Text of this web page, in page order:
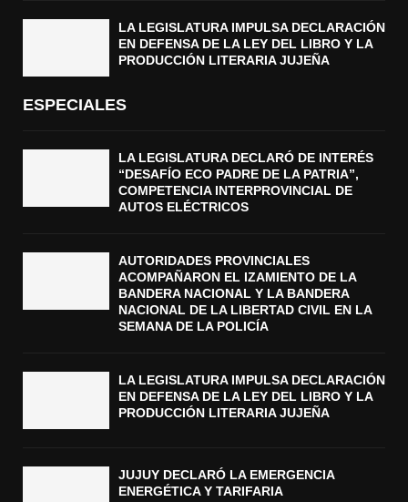
LA LEGISLATURA IMPULSA DECLARACIÓN
EN DEFENSA DE LA LEY DEL LIBRO Y LA
PRODUCCIÓN LITERARIA JUJEÑA
ESPECIALES
LA LEGISLATURA DECLARÓ DE INTERÉS
“DESAFÍO ECO PADRE DE LA PATRIA”,
COMPETENCIA INTERPROVINCIAL DE
AUTOS ELÉCTRICOS
AUTORIDADES PROVINCIALES
ACOMPAÑARON EL IZAMIENTO DE LA
BANDERA NACIONAL Y LA BANDERA
NACIONAL DE LA LIBERTAD CIVIL EN LA
SEMANA DE LA POLICÍA
LA LEGISLATURA IMPULSA DECLARACIÓN
EN DEFENSA DE LA LEY DEL LIBRO Y LA
PRODUCCIÓN LITERARIA JUJEÑA
JUJUY DECLARÓ LA EMERGENCIA
ENERGÉTICA Y TARIFARIA